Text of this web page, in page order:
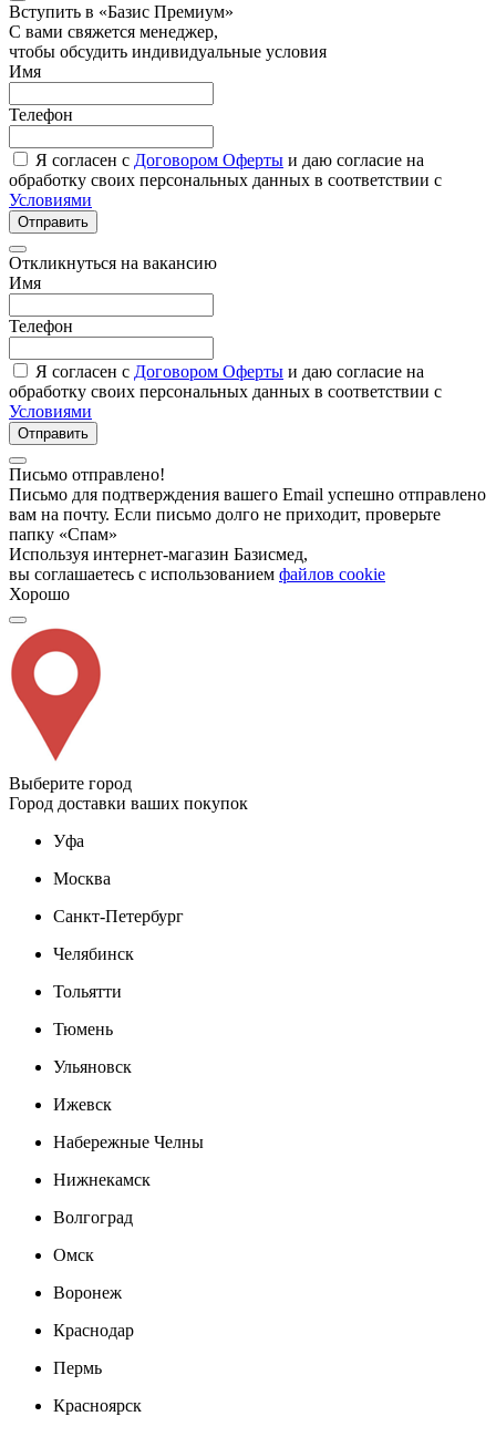
Вступить в «Базис Премиум»
С вами свяжется менеджер,
чтобы обсудить индивидуальные условия
Имя
Телефон
Я согласен с Договором Оферты и даю согласие на
обработку своих персональных данных в соответствии с
Условиями
Отправить
Откликнуться на вакансию
Имя
Телефон
Я согласен с Договором Оферты и даю согласие на
обработку своих персональных данных в соответствии с
Условиями
Отправить
Письмо отправлено!
Письмо для подтверждения вашего Email успешно отправлено
вам на почту. Если письмо долго не приходит, проверьте
папку «Спам»
Используя интернет-магазин Базисмед,
вы соглашаетесь с использованием файлов cookie
Хорошо
Выберите город
Город доставки ваших покупок
Уфа
Москва
Санкт-Петербург
Челябинск
Тольятти
Тюмень
Ульяновск
Ижевск
Набережные Челны
Нижнекамск
Волгоград
Омск
Воронеж
Краснодар
Пермь
Красноярск